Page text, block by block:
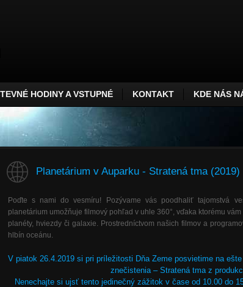
HODINY A VSTUPNÉ KONTAKT KDE NÁS
Planetárium v Auparku - Stratená tma (2019)
Poďte s nami do vesmíru! Pozývame vás poodhaliť tajomstvá
planetárium umožňuje filmový pohľad v uhle 360°, vďaka ktorému
planéty, hviezdy či galaxie. Prostredníctvom našich filmov a
hlbín oceánu.
V piatok 26.4.2019 si pri príležitosti Dňa Zeme posvietime na
znečistenia – Stratená tma z
Nenechajte si ujsť tento jedinečný zážitok v čase od 10.00 do